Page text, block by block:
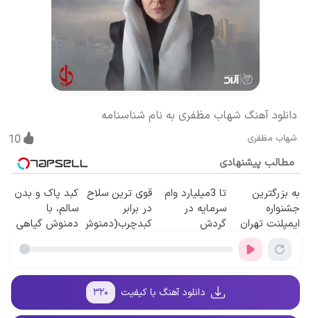
دانلود آهنگ شهاب مظفری به نام شناسنامه
شهاب مظفری 10
مطالب پیشنهادی
به بزرگترین
جشنواره
ایمپلنت تهران
سر بزنید ! |
فقط ۲۵ میلیون
تا 3میلیارد وام
سرمایه در
گردش
قوی ترین سلاح
در برابر
کبدچرب(دمنوش
کبد پاک و بدن
سالم، با
دمنوش گیاهی
دانلود آهنگ با کیفیت ۳۲۰